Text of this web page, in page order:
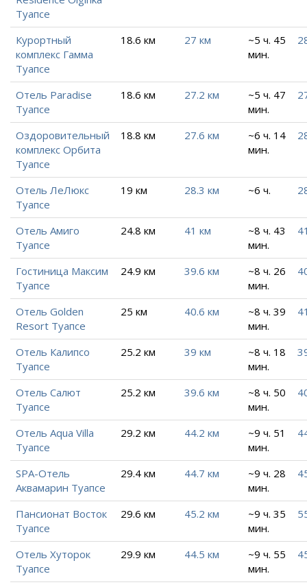
Туапсе
Курортный
комплекс Гамма
Туапсе
18.6 км 27 км
~5 ч. 45
мин.
Отель Paradise
Туапсе
18.6 км 27.2 км
~5 ч. 47
мин.
Оздоровительный
комплекс Орбита
Туапсе
18.8 км 27.6 км
~6 ч. 14
мин.
Отель ЛеЛюкс
Туапсе
19 км 28.3 км ~6 ч.
Отель Амиго
Туапсе
24.8 км 41 км
~8 ч. 43
мин.
Гостиница Максим
Туапсе
24.9 км 39.6 км
~8 ч. 26
мин.
Отель Golden
Resort Туапсе
25 км 40.6 км
~8 ч. 39
мин.
Отель Калипсо
Туапсе
25.2 км 39 км
~8 ч. 18
мин.
Отель Салют
Туапсе
25.2 км 39.6 км
~8 ч. 50
мин.
Отель Aqua Villa
Туапсе
29.2 км 44.2 км
~9 ч. 51
мин.
SPA-Отель
Аквамарин Туапсе
29.4 км 44.7 км
~9 ч. 28
мин.
Пансионат Восток
Туапсе
29.6 км 45.2 км
~9 ч. 35
мин.
Отель Хуторок
Туапсе
29.9 км 44.5 км
~9 ч. 55
мин.